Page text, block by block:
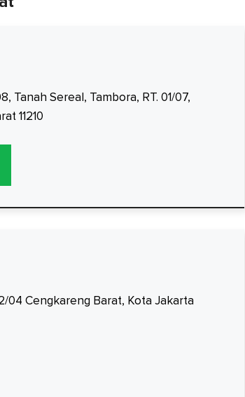
Tanah Sereal, Tambora, RT. 01/07,
11210
04 Cengkareng Barat, Kota Jakarta